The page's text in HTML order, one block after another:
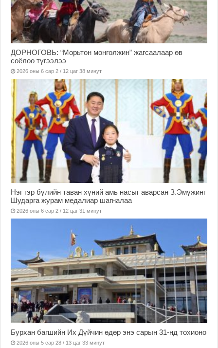
ДОРНОГОВЬ: “Морьтон монголжин” жагсаалаар өв
соёлоо түгээлээ
2026 оны 6 сар 2 / 12 цаг 38 минут
Нэг гэр бүлийн таван хүний амь насыг аварсан З.Эмүжинг
Шударга журам медалиар шагналаа
2026 оны 6 сар 2 / 12 цаг 31 минут
Бурхан багшийн Их Дүйчин өдөр энэ сарын 31-нд тохионо
2026 оны 5 сар 28 / 13 цаг 33 минут